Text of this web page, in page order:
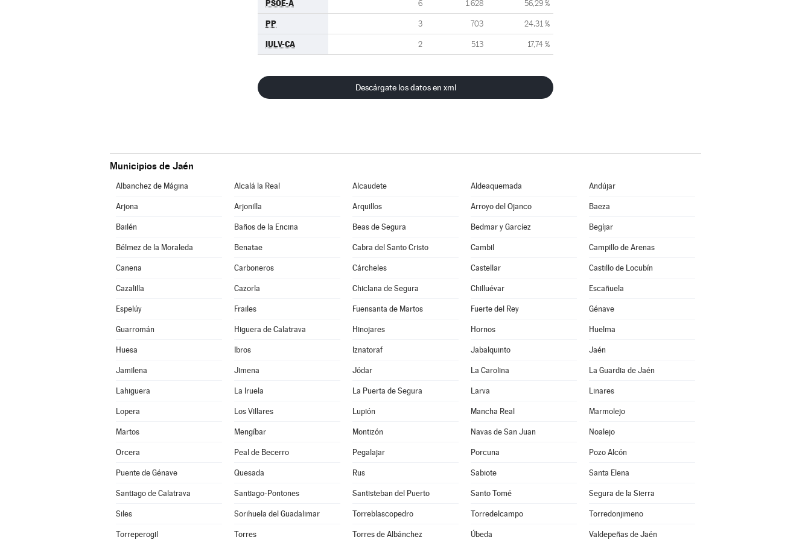
PSOE-A 6 1.628 56,29 %
PP 3 703 24,31 %
IULV-CA 2 513 17,74 %
Descárgate los datos en xml
Municipios de Jaén
Albanchez de Mágina Alcalá la Real Alcaudete Aldeaquemada Andújar
Arjona Arjonilla Arquillos Arroyo del Ojanco Baeza
Bailén Baños de la Encina Beas de Segura Bedmar y Garcíez Begíjar
Bélmez de la Moraleda Benatae Cabra del Santo Cristo Cambil Campillo de Arenas
Canena Carboneros Cárcheles Castellar Castillo de Locubín
Cazalilla Cazorla Chiclana de Segura Chilluévar Escañuela
Espelúy Frailes Fuensanta de Martos Fuerte del Rey Génave
Guarromán Higuera de Calatrava Hinojares Hornos Huelma
Huesa Ibros Iznatoraf Jabalquinto Jaén
Jamilena Jimena Jódar La Carolina La Guardia de Jaén
Lahiguera La Iruela La Puerta de Segura Larva Linares
Lopera Los Villares Lupión Mancha Real Marmolejo
Martos Mengíbar Montizón Navas de San Juan Noalejo
Orcera Peal de Becerro Pegalajar Porcuna Pozo Alcón
Puente de Génave Quesada Rus Sabiote Santa Elena
Santiago de Calatrava Santiago-Pontones Santisteban del Puerto Santo Tomé Segura de la Sierra
Siles Sorihuela del Guadalimar Torreblascopedro Torredelcampo Torredonjimeno
Torreperogil Torres Torres de Albánchez Úbeda Valdepeñas de Jaén